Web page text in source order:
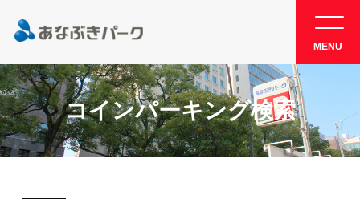
MENU
コインパーキング検索